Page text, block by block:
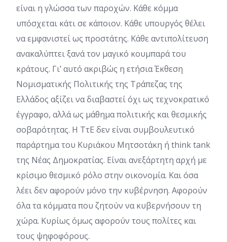
είναι η γλώσσα των παροχών. Κάθε κόμμα
υπόσχεται κάτι σε κάποιον. Κάθε υπουργός θέλει
να εμφανιστεί ως προστάτης. Κάθε αντιπολίτευση
ανακαλύπτει ξανά τον μαγικό κουμπαρά του
κράτους. Γι’ αυτό ακριβώς η ετήσια Έκθεση
Νομισματικής Πολιτικής της Τράπεζας της
Ελλάδος αξίζει να διαβαστεί όχι ως τεχνοκρατικό
έγγραφο, αλλά ως μάθημα πολιτικής και θεσμικής
σοβαρότητας. Η ΤτΕ δεν είναι συμβουλευτικό
παράρτημα του Κυριάκου Μητσοτάκη ή think tank
της Νέας Δημοκρατίας. Είναι ανεξάρτητη αρχή με
κρίσιμο θεσμικό ρόλο στην οικονομία. Και όσα
λέει δεν αφορούν μόνο την κυβέρνηση. Αφορούν
όλα τα κόμματα που ζητούν να κυβερνήσουν τη
χώρα. Κυρίως όμως αφορούν τους πολίτες και
τους ψηφοφόρους.